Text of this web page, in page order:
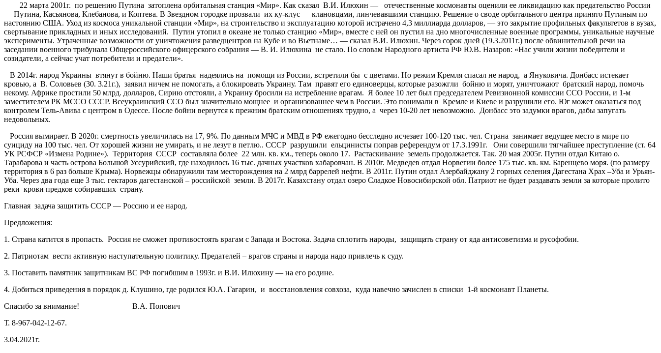
22 марта 2001г. по решению Путина затоплена орбитальная станция «Мир». Как сказал В.И. Илюхин — отечественные космонавты оценили ее ликвидацию как предательство России
— Путина, Касьянова, Клебанова, и Коптева. В Звездном городке прозвали их ку-клус — клановцами, линчевавшими станцию. Решение о своде орбитального центра принято Путиным по
настоянию США. Уход из космоса уникальной станции «Мир», на строительство и эксплуатацию которой истрачено 4,3 миллиарда долларов, — это закрытие профильных факультетов в вузах,
свертывание прикладных и иных исследований. Путин утопил в океане не только станцию «Мир», вместе с ней он пустил на дно многочисленные военные программы, уникальные научные
эксперименты. Утраченные возможности от уничтожения разведцентров на Кубе и во Вьетнаме… — сказал В.И. Илюхин. Через сорок дней (19.3.2011г.) после обвинительной речи на
заседании военного трибунала Общероссийского офицерского собрания — В. И. Илюхина не стало. По словам Народного артиста РФ Ю.В. Назаров: «Нас учили жизни победители и
созидатели, а сейчас учат потребители и предатели».
В 2014г. народ Украины втянут в бойню. Наши братья надеялись на помощи из России, встретили бы с цветами. Но режим Кремля спасал не народ, а Януковича. Донбасс истекает
кровью, а В. Соловьев (30. 3.21г.), заявил ничем не помогать, а блокировать Украину. Там правят его единоверцы, которые разожгли бойню и морят, уничтожают братский народ, помочь
некому. Африке простили 50 млрд. долларов, Сирию отстояли, а Украину бросили на истребление врагам. Я более 10 лет был председателем Ревизионной комиссии ССО России, и 1-м
заместителем РК МССО СССР. Всеукраинский ССО был значительно мощнее и организованнее чем в России. Это понимали в Кремле и Киеве и разрушили его. Юг может оказаться под
контролем Тель-Авива с центром в Одессе. После бойни вернутся к прежним братским отношениях трудно, а через 10-20 лет невозможно. Донбасс это задумки врагов, дабы запугать
недовольных.
Россия вымирает. В 2020г. смертность увеличилась на 17, 9%. По данным МЧС и МВД в РФ ежегодно бесследно исчезает 100-120 тыс. чел. Страна занимает ведущее место в мире по
суициду на 100 тыс. чел. От хорошей жизни не умирать, и не лезут в петлю.. СССР разрушили ельцинисты поправ референдум от 17.3.1991г. Они совершили тягчайшее преступление (ст. 64
УК РСФСР «Измена Родине»). Территория СССР составляла более 22 млн. кв. км., теперь около 17. Растаскивание земель продолжается. Так. 20 мая 2005г. Путин отдал Китаю о.
Тарабарова и часть острова Большой Уссурийский, где находилось 16 тыс. дачных участков хабаровчан. В 2010г. Медведев отдал Норвегии более 175 тыс. кв. км. Баренцево моря. (по размеру
территория в 6 раз больше Крыма). Норвежцы обнаружили там месторождения на 2 млрд баррелей нефти. В 2011г. Путин отдал Азербайджану 2 горных селения Дагестана Храх –Уба и Урьян-
Уба. Через два года еще 3 тыс. гектаров дагестанской – российской земли. В 2017г. Казахстану отдал озеро Сладкое Новосибирской обл. Патриот не будет раздавать земли за которые пролито
реки крови предков собиравших страну.
Главная задача защитить СССР — Россию и ее народ.
Предложения:
1. Страна катится в пропасть. Россия не сможет противостоять врагам с Запада и Востока. Задача сплотить народы, защищать страну от яда антисоветизма и русофобии.
2. Патриотам вести активную наступательную политику. Предателей – врагов страны и народа надо привлечь к суду.
3. Поставить памятник защитникам ВС РФ погибшим в 1993г. и В.И. Илюхину — на его родине.
4. Добиться приведения в порядок д. Клушино, где родился Ю.А. Гагарин, и восстановления совхоза, куда навечно зачислен в списки 1-й космонавт Планеты.
Спасибо за внимание! В.А. Попович
Т. 8-967-042-12-67.
3.04.2021г.